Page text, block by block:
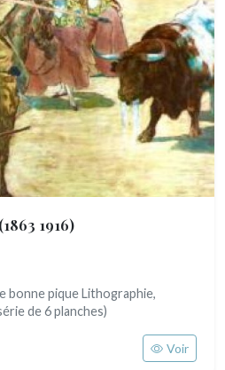
(1863 1916)
bonne pique Lithographie,
de 6 planches)
Voir